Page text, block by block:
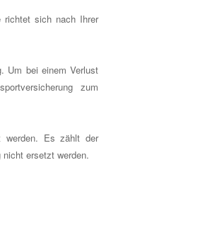
richtet sich nach Ihrer
Um bei einem Verlust
zum
werden. Es zählt der
ersetzt werden.